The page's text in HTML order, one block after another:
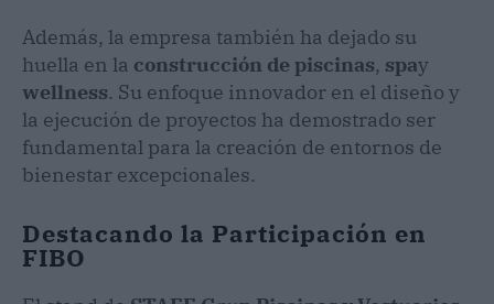
Además, la empresa también ha dejado su
huella en la construcción de piscinas, spay
wellness. Su enfoque innovador en el diseño y
la ejecución de proyectos ha demostrado ser
fundamental para la creación de entornos de
bienestar excepcionales.
Destacando la Participación en
FIBO